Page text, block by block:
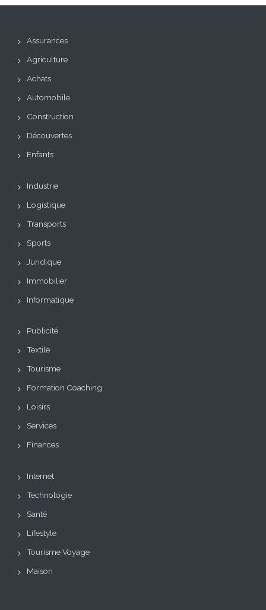
Assurances
Agriculture
Achats
Automobile
Construction
Découvertes
Enfants
Industrie
Logistique
Transports
Sports
Juridique
Immobilier
Informatique
Publicité
Textile
Tourisme
Formation Coaching
Loisirs
Services
Finances
Internet
Technologie
Santé
Lifestyle
Tourisme Voyage
Maison